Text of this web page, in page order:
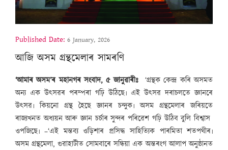
Published Date: 6 January, 2026
আজি অসম গ্ৰন্থমেলাৰ সামৰণি
‘আমাৰ অসম’ৰ মহানগৰ সংবাদ, ৫ জানুৱাৰীঃ
‘গ্ৰন্থক কেন্দ্ৰ কৰি অসমত
অন্য এক উৎসৱৰ পৰম্পৰা গঢ়ি উঠিছে৷ এই উৎসৱ দৰাচলতে জ্ঞানৰে
উৎসৱ৷ কিয়নো গ্ৰন্থ হৈছে জ্ঞানৰ চন্দুক৷ অসম গ্ৰন্থমেলাৰ জৰিয়তে
ৰাজ্যখনত অধ্যয়ন আৰু জ্ঞান চৰ্চাৰ সুন্দৰ পৰিৱেশ গঢ়ি উঠিব বুলি বিশ্বাস
ওপজিছে৷ –‘এই মন্তব্য ওড়িশাৰ প্ৰসিদ্ধ সাহিত্যিক পাৰমিতা শতপথীৰ৷
অসম গ্ৰন্থমেলা, গুৱাহাটীত সোমবাৰে সন্ধিয়া এক অন্তৰংগ আলাপ অনুষ্ঠানত